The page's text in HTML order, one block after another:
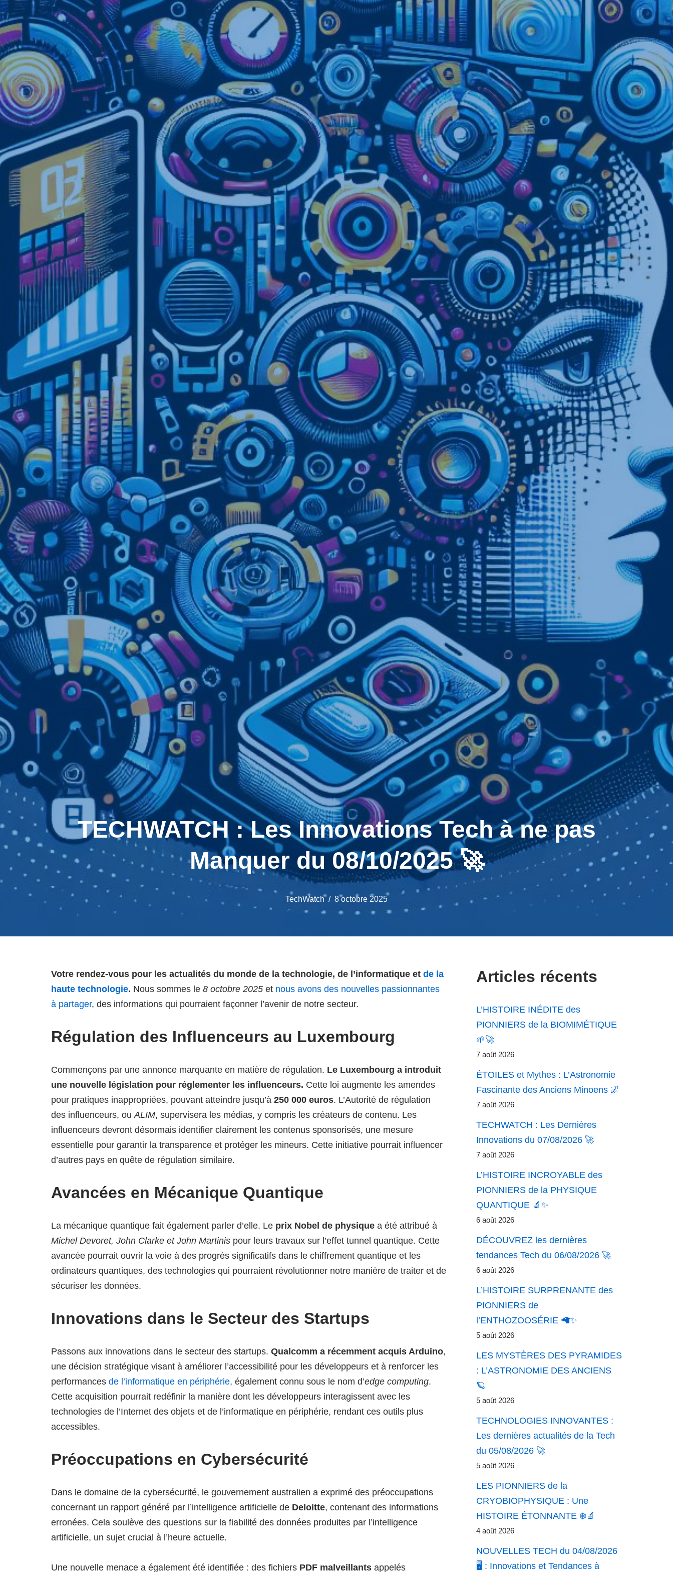
TECHWATCH : Les Innovations Tech à ne pas
Manquer du 08/10/2025 🚀
TechWatch 8 octobre 2025
Votre rendez-vous pour les actualités du monde de la technologie, de l’informatique et de la
haute technologie. Nous sommes le 8 octobre 2025 et nous avons des nouvelles passionnantes
à partager, des informations qui pourraient façonner l’avenir de notre secteur.
Régulation des Influenceurs au Luxembourg
Commençons par une annonce marquante en matière de régulation. Le Luxembourg a introduit
une nouvelle législation pour réglementer les influenceurs. Cette loi augmente les amendes
pour pratiques inappropriées, pouvant atteindre jusqu’à 250 000 euros. L’Autorité de régulation
des influenceurs, ouALIM, supervisera les médias, y compris les créateurs de contenu. Les
influenceurs devront désormais identifier clairement les contenus sponsorisés, une mesure
essentielle pour garantir la transparence et protéger les mineurs. Cette initiative pourrait influencer
d’autres pays en quête de régulation similaire.
Avancées en Mécanique Quantique
La mécanique quantique fait également parler d’elle. Le prix Nobel de physique a été attribué à
Michel Devoret, John Clarke et John Martinis pour leurs travaux sur l’effet tunnel quantique. Cette
avancée pourrait ouvrir la voie à des progrès significatifs dans le chiffrement quantique et les
ordinateurs quantiques, des technologies qui pourraient révolutionner notre manière de traiter et de
sécuriser les données.
Innovations dans le Secteur des Startups
Passons aux innovations dans le secteur des startups. Qualcomm a récemment acquis Arduino,
une décision stratégique visant à améliorer l’accessibilité pour les développeurs et à renforcer les
performances de l’informatique en périphérie, également connu sous le nom d’edge computing.
Cette acquisition pourrait redéfinir la manière dont les développeurs interagissent avec les
technologies de l’Internet des objets et de l’informatique en périphérie, rendant ces outils plus
accessibles.
Préoccupations en Cybersécurité
Dans le domaine de la cybersécurité, le gouvernement australien a exprimé des préoccupations
concernant un rapport généré par l’intelligence artificielle de Deloitte, contenant des informations
erronées. Cela soulève des questions sur la fiabilité des données produites par l’intelligence
artificielle, un sujet crucial à l’heure actuelle.
Une nouvelle menace a également été identifiée : des fichiers PDF malveillants appelés
Articles récents
L’HISTOIRE INÉDITE des
PIONNIERS de la BIOMIMÉTIQUE
🌱🚀
7 août 2026
ÉTOILES et Mythes : L’Astronomie
Fascinante des Anciens Minoens 🌌
7 août 2026
TECHWATCH : Les Dernières
Innovations du 07/08/2026 🚀
7 août 2026
L’HISTOIRE INCROYABLE des
PIONNIERS de la PHYSIQUE
QUANTIQUE 🔬✨
6 août 2026
DÉCOUVREZ les dernières
tendances Tech du 06/08/2026 🚀
6 août 2026
L’HISTOIRE SURPRENANTE des
PIONNIERS de
l’ENTHOZOOSÉRIE 🦙✨
5 août 2026
LES MYSTÈRES DES PYRAMIDES
: L’ASTRONOMIE DES ANCIENS
🪐
5 août 2026
TECHNOLOGIES INNOVANTES :
Les dernières actualités de la Tech
du 05/08/2026 🚀
5 août 2026
LES PIONNIERS de la
CRYOBIOPHYSIQUE : Une
HISTOIRE ÉTONNANTE ❄️🔬
4 août 2026
NOUVELLES TECH du 04/08/2026
🖥️ : Innovations et Tendances à